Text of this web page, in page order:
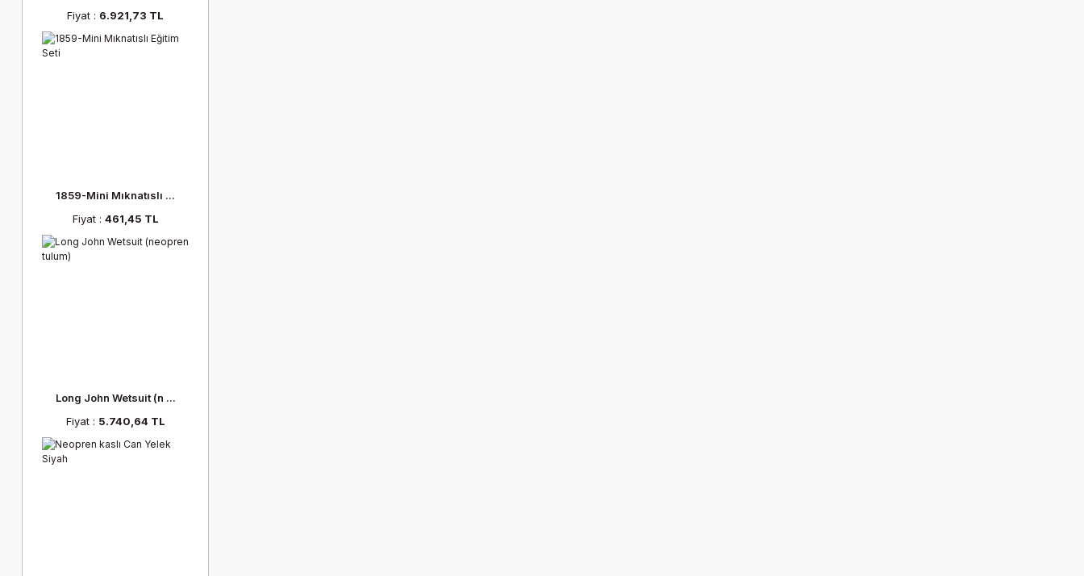
Fiyat : 6.921,73 TL
1859-Mini Mıknatıslı ...
Fiyat : 461,45 TL
Long John Wetsuit (n ...
Fiyat : 5.740,64 TL